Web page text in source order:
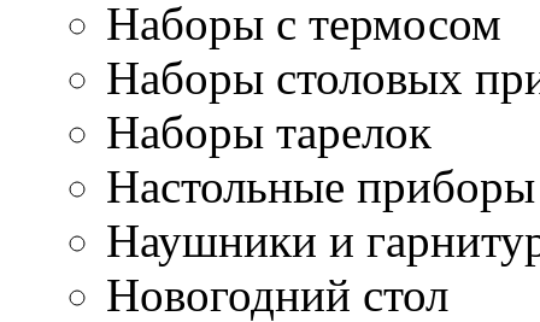
Наборы с термосом
Наборы столовых
Наборы тарелок
Настольные приборы
Наушники и
Новогодний стол